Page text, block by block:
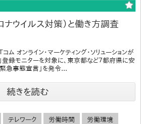
ナウイルス対策）と働き方調査
ム オンライン・マーケティング・ソリューションが
登録モニターを対象に、東京都など７都府県に安
急事態宣言」を発令...
続きを読む
テレワーク 労働時間 労働環境